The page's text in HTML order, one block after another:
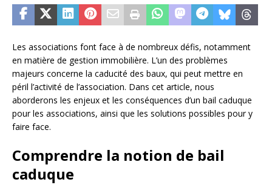
Les associations font face à de nombreux défis, notamment
en matière de gestion immobilière. L’un des problèmes
majeurs concerne la caducité des baux, qui peut mettre en
péril l’activité de l’association. Dans cet article, nous
aborderons les enjeux et les conséquences d’un bail caduque
pour les associations, ainsi que les solutions possibles pour y
faire face.
Comprendre la notion de bail
caduque